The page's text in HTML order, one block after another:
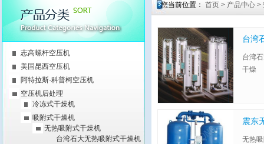
志高螺杆空压机
美国昆西空压机
阿特拉斯·科普柯空压机
空压机后处理
冷冻式干燥机
吸附式干燥机
无热吸附式干燥机
台湾石大无热吸附式干燥机
您当前位置： 首页 > 产品中心 >
台湾
台湾
干燥
震东
无热